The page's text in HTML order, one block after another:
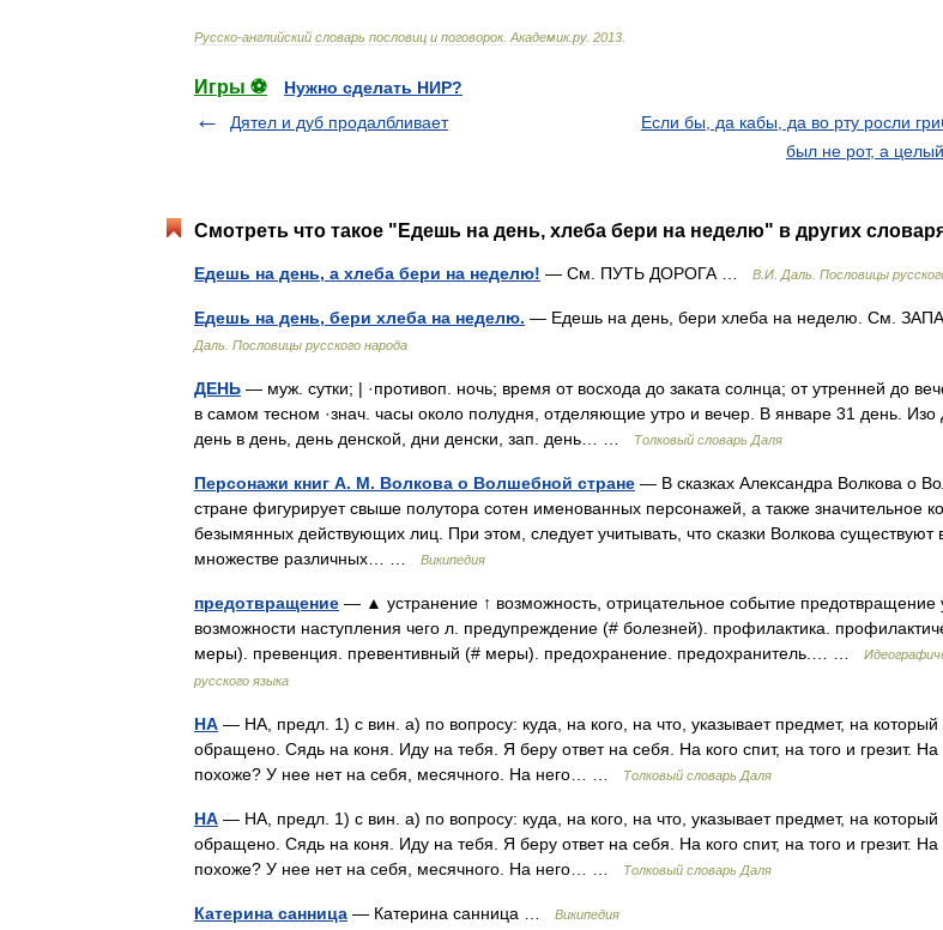
Русско-английский словарь пословиц и поговорок. Академик.ру. 2013
Игры ⚽
Нужно сделать НИР?
Дятел и дуб продалбливает
Если бы, да кабы, да во рту росли
был не рот, а
Смотреть что такое "Едешь на день, хлеба бери на неделю" в других
Едешь на день, а хлеба бери на неделю! — См. ПУТЬ ДОРОГА … В.И. Даль. Пословицы
Едешь на день, бери хлеба на неделю. — Едешь на день, бери хлеба на неделю. См.
Даль. Пословицы русского народа
ДЕНЬ — муж. сутки; | ·противоп. ночь; время от восхода до заката солнца; от утренней до
в самом тесном ·знач. часы около полудня, отделяющие утро и вечер. В январе 31 день. Изо
день в день, день денской, дни денски, зап. день… …
Толковый словарь Даля
Персонажи книг А. М. Волкова о Волшебной стране — В сказках Александра Волкова о
стране фигурирует свыше полутора сотен именованных персонажей, а также значительное
безымянных действующих лиц. При этом, следует учитывать, что сказки Волкова существуют
множестве различных… …
Википедия
предотвращение — ▲ устранение ↑ возможность, отрицательное событие предотвращение
возможности наступления чего л. предупреждение (# болезней). профилактика.
меры). превенция. превентивный (# меры). предохранение. предохранитель.… …
русского языка
НА — НА, предл. 1) с вин. а) по вопросу: куда, на кого, на что, указывает предмет, на который
обращено. Сядь на коня. Иду на тебя. Я беру ответ на себя. На кого спит, на того и грезит. На
похоже? У нее нет на себя, месячного. На него… …
Толковый словарь Даля
НА — НА, предл. 1) с вин. а) по вопросу: куда, на кого, на что, указывает предмет, на который
обращено. Сядь на коня. Иду на тебя. Я беру ответ на себя. На кого спит, на того и грезит. На
похоже? У нее нет на себя, месячного. На него… …
Толковый словарь Даля
Катерина санница — Катерина санница … Википедия